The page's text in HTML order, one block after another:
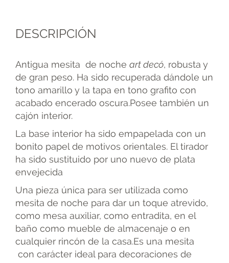
DESCRIPCIÓN
Antigua mesita de noche art decó, robusta y
de gran peso. Ha sido recuperada dándole un
tono amarillo y la tapa en tono grafito con
acabado encerado oscura.Posee también un
cajón interior.
La base interior ha sido empapelada con un
bonito papel de motivos orientales. El tirador
ha sido sustituido por uno nuevo de plata
envejecida
Una pieza única para ser utilizada como
mesita de noche para dar un toque atrevido,
como mesa auxiliar, como entradita, en el
baño como mueble de almacenaje o en
cualquier rincón de la casa.Es una mesita
con carácter ideal para decoraciones de